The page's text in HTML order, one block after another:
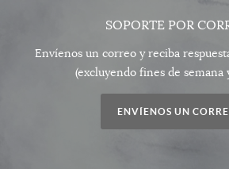
SOPORTE POR
Envíenos un correo y reciba
(excluyendo fines de semana
ENVÍENOS UN